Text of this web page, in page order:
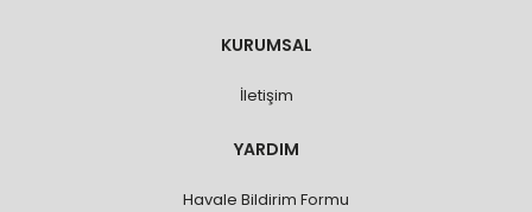
KURUMSAL
İletişim
YARDIM
Havale Bildirim Formu